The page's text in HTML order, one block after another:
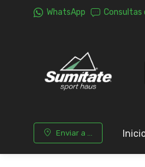
WhatsApp Consultas
Enviar a ...